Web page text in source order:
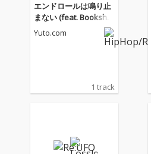
エンドロールは鳴り止
まない (feat. Bookshel
f Sessions & Gecko&T
Yuto.com
1 track